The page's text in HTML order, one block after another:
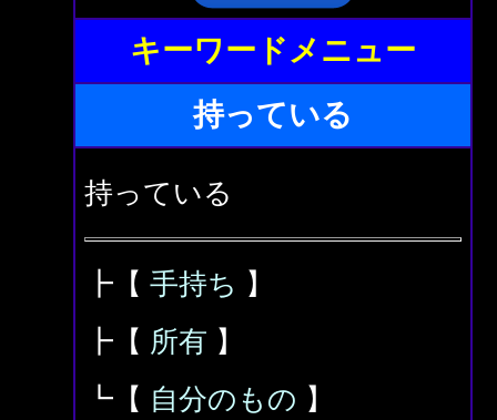
キーワードメニュー
持っている
持っている
┣【 手持ち 】
┣【 所有 】
┗【 自分のもの 】